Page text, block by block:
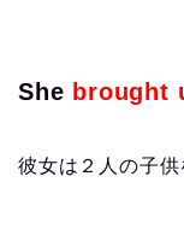
She brought
彼女は２人の子供